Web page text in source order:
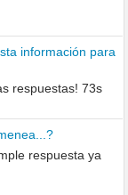
información para
respuestas! 73s
respuesta ya